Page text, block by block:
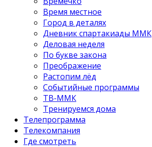
Время местное
Город в деталях
Дневник спартакиады ММК
Деловая неделя
По букве закона
Преображение
Растопим лёд
Событийные программы
ТВ-ММК
Тренируемся дома
Телепрограмма
Телекомпания
Где смотреть